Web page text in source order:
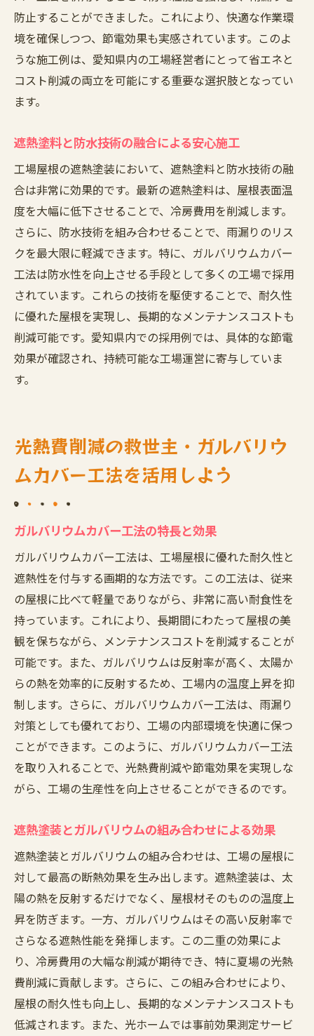
防止することができました。これにより、快適な作業環
境を確保しつつ、節電効果も実感されています。このよ
うな施工例は、愛知県内の工場経営者にとって省エネと
コスト削減の両立を可能にする重要な選択肢となってい
ます。
遮熱塗料と防水技術の融合による安心施工
工場屋根の遮熱塗装において、遮熱塗料と防水技術の融
合は非常に効果的です。最新の遮熱塗料は、屋根表面温
度を大幅に低下させることで、冷房費用を削減します。
さらに、防水技術を組み合わせることで、雨漏りのリス
クを最大限に軽減できます。特に、ガルバリウムカバー
工法は防水性を向上させる手段として多くの工場で採用
されています。これらの技術を駆使することで、耐久性
に優れた屋根を実現し、長期的なメンテナンスコストも
削減可能です。愛知県内での採用例では、具体的な節電
効果が確認され、持続可能な工場運営に寄与していま
す。
光熱費削減の救世主・ガルバリウ
ムカバー工法を活用しよう
ガルバリウムカバー工法の特長と効果
ガルバリウムカバー工法は、工場屋根に優れた耐久性と
遮熱性を付与する画期的な方法です。この工法は、従来
の屋根に比べて軽量でありながら、非常に高い耐食性を
持っています。これにより、長期間にわたって屋根の美
観を保ちながら、メンテナンスコストを削減することが
可能です。また、ガルバリウムは反射率が高く、太陽か
らの熱を効率的に反射するため、工場内の温度上昇を抑
制します。さらに、ガルバリウムカバー工法は、雨漏り
対策としても優れており、工場の内部環境を快適に保つ
ことができます。このように、ガルバリウムカバー工法
を取り入れることで、光熱費削減や節電効果を実現しな
がら、工場の生産性を向上させることができるのです。
遮熱塗装とガルバリウムの組み合わせによる効果
遮熱塗装とガルバリウムの組み合わせは、工場の屋根に
対して最高の断熱効果を生み出します。遮熱塗装は、太
陽の熱を反射するだけでなく、屋根材そのものの温度上
昇を防ぎます。一方、ガルバリウムはその高い反射率で
さらなる遮熱性能を発揮します。この二重の効果によ
り、冷房費用の大幅な削減が期待でき、特に夏場の光熱
費削減に貢献します。さらに、この組み合わせにより、
屋根の耐久性も向上し、長期的なメンテナンスコストも
低減されます。また、光ホームでは事前効果測定サービ